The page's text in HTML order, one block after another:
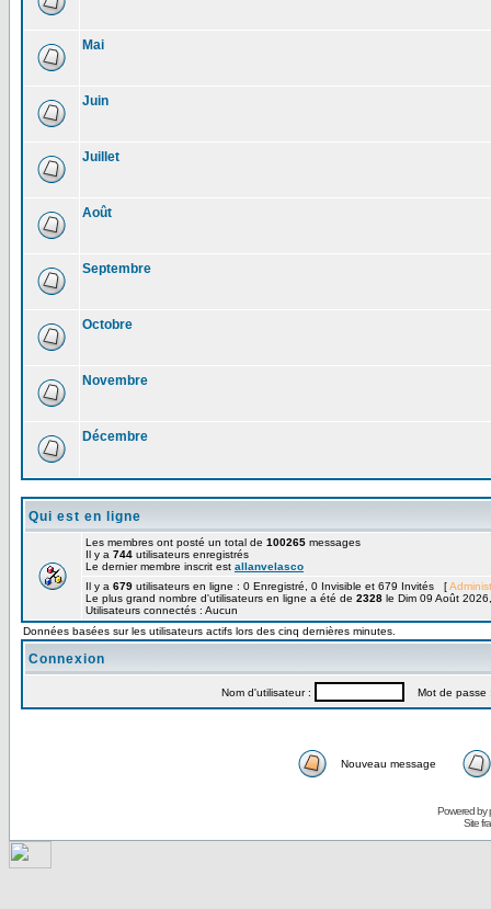
Mai
Juin
Juillet
Août
Septembre
Octobre
Novembre
Décembre
Qui est en ligne
Les membres ont posté un total de 100265 messages
Il y a 744 utilisateurs enregistrés
Le dernier membre inscrit est allanvelasco
Il y a 679 utilisateurs en ligne : 0 Enregistré, 0 Invisible et 679 Invités [
Le plus grand nombre d'utilisateurs en ligne a été de 2328 le Dim 09 Août
Utilisateurs connectés : Aucun
Données basées sur les utilisateurs actifs lors des cinq dernières minutes.
Connexion
Nom d'utilisateur : Mot de passe
Nouveau message
Powered by
Site